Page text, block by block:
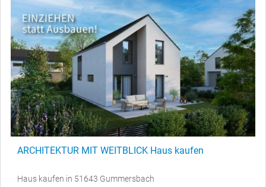
ARCHITEKTUR MIT WEITBLICK Haus kaufen
Haus kaufen in 51643 Gummersbach